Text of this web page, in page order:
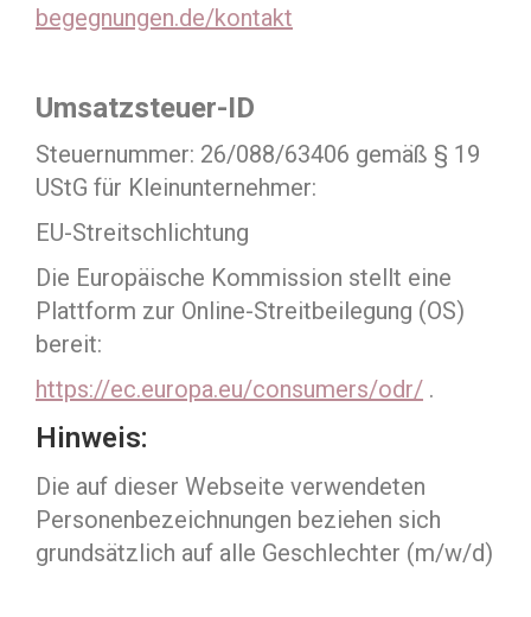
begegnungen.de/kontakt
Umsatzsteuer-ID
Steuernummer: 26/088/63406 gemäß § 19
UStG für Kleinunternehmer:
EU-Streitschlichtung
Die Europäische Kommission stellt eine
Plattform zur Online-Streitbeilegung (OS)
bereit:
https://ec.europa.eu/consumers/odr/ .
Hinweis:
Die auf dieser Webseite verwendeten
Personenbezeichnungen beziehen sich
grundsätzlich auf alle Geschlechter (m/w/d)